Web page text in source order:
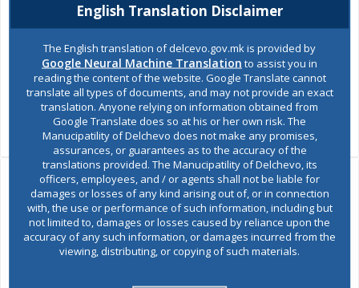
SHARES
Views: 1,741
Ask the mayor
Report a problem
English Translation Disclaimer
The English translation of delcevo.gov.mk is provided by
Google Neural Machine Translation to assist you in
reading the content of the website. Google Translate cannot
translate all types of documents, and may not provide an exact
translation. Anyone relying on information obtained from
Google Translate does so at his or her own risk. The
Manucipatility of Delchevo does not make any promises,
assurances, or guarantees as to the accuracy of the
translations provided. The Manucipatility of Delchevo, its
officers, employees, and / or agents shall not be liable for
damages or losses of any kind arising out of, or in connection
with, the use or performance of such information, including but
not limited to, damages or losses caused by reliance upon the
accuracy of any such information, or damages incurred from the
viewing, distributing, or copying of such materials.